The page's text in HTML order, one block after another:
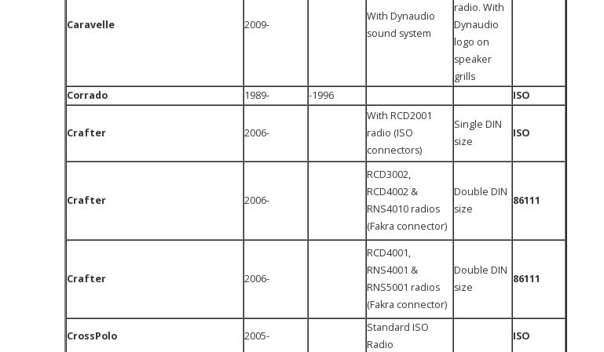
Caravelle 2009-
With Dynaudio
sound system
radio. With
Dynaudio
logo on
speaker
grills
Corrado
1989- -1996 ISO
Crafter 2006-
With RCD2001
radio (ISO
connectors)
Single DIN
size
ISO
Crafter 2006-
RCD3002,
RCD4002 &
RNS4010 radios
(Fakra connector)
Double DIN
size
86111
Crafter 2006-
RCD4001,
RNS4001 &
RNS5001 radios
(Fakra connector)
Double DIN
size
86111
CrossPolo 2005-
Standard ISO
Radio
ISO